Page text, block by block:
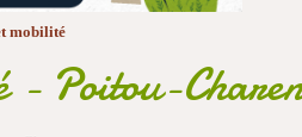
mobilité
- Poitou-